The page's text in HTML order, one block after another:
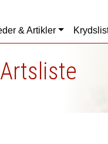
& Artikler